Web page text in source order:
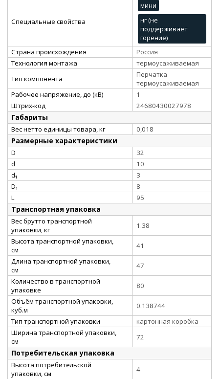
Специальные свойства
мини
нг (не
поддерживает
горение)
Страна происхождения
Россия
Технология монтажа
термоусаживаемая
Тип компонента
Перчатка
термоусаживаемая
Рабочее напряжение, до (кВ)
1
Штрих-код
24680430027978
Габариты
Вес нетто единицы товара, кг 0,018
Размерные характеристики
D
32
d
10
d₁
3
D₁
8
L
95
Транспортная упаковка
Вес брутто транспортной
упаковки, кг
1.38
Высота транспортной упаковки,
см
41
Длина транспортной упаковки,
см
47
Количество в транспортной
упаковке
80
Объём транспортной упаковки,
куб.м
0.138744
Тип транспортной упаковки
картонная коробка
Ширина транспортной упаковки,
см
72
Потребительская упаковка
Высота потребительской
упаковки, см
4